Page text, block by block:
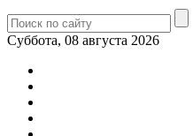
Суббота, 08 августа 2026